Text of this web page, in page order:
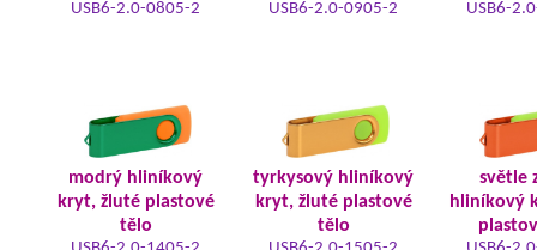
USB6-2.0-0805-2 USB6-2.0-0905-2 USB6-
modrý hliníkový
kryt, žluté plastové
tělo
tyrkysový hliníkový
kryt, žluté plastové
tělo
světle
hliníkový